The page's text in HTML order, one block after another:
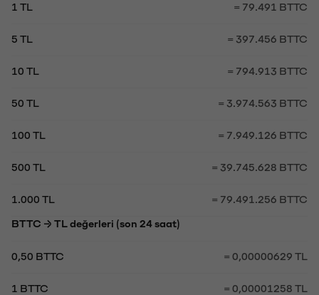
1 TL = 79.491 BTTC
5 TL = 397.456 BTTC
10 TL = 794.913 BTTC
50 TL = 3.974.563 BTTC
100 TL = 7.949.126 BTTC
500 TL = 39.745.628 BTTC
1.000 TL = 79.491.256 BTTC
BTTC → TL değerleri (son 24 saat)
0,50 BTTC = 0,00000629 TL
1 BTTC = 0,00001258 TL